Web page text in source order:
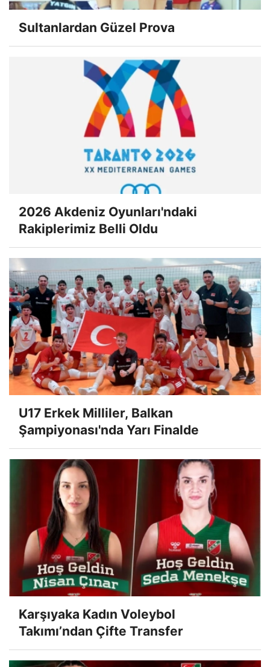
Sultanlardan Güzel Prova
2026 Akdeniz Oyunları'ndaki
Rakiplerimiz Belli Oldu
U17 Erkek Milliler, Balkan
Şampiyonası'nda Yarı Finalde
Karşıyaka Kadın Voleybol
Takımı’ndan Çifte Transfer